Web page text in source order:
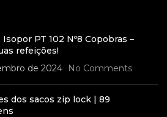
PT 102 Nº8 Copobras –
refeições!
de 2024
No Comments
dos sacos zip lock | 89